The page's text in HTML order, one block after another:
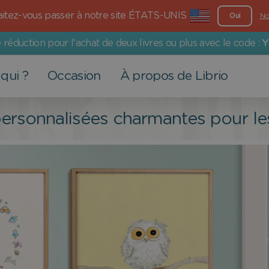
vous passer à notre site ÉTATS-UNIS Oui
réduction pour l'achat de deux livres ou plus avec le code :
Autre produits
Cartes de vœux
Affiches
?
Pour adultes
Papa
Maman
Occasion
Evénements
Saint-Valentin
Baptême
Journée des enfants
À propos de Librio
Nos valeurs
Plus qu'un livre
Engagement environnemental
charmantes pour